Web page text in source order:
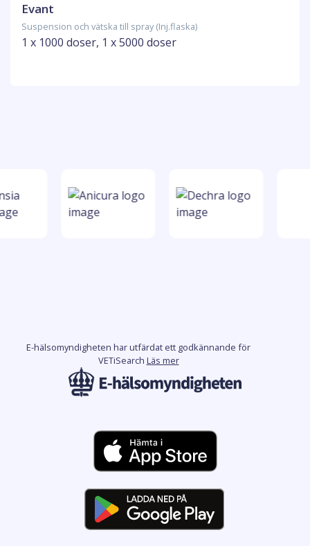
Evant
Suspension och vätska till spray (Inj.flaska)
1 x 1000 doser, 1 x 5000 doser
E-hälsomyndigheten har utfärdat ett godkännande för
VETiSearch Läs mer